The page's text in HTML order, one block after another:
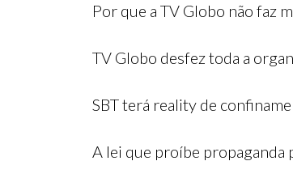
Por que a TV Globo não faz
TV Globo desfez toda a
SBT terá reality de
A lei que proíbe propaganda